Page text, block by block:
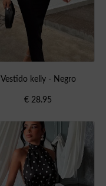
Vestido kelly - Negro
€ 28.95